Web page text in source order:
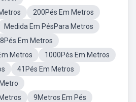
200Pés Em Metros
Medida Em PésPara Metros
Em Metros
Metros
1000Pés Em Metros
41Pés Em Metros
9Metros Em Pés